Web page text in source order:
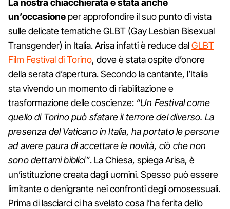
La nostra chiacchierata è stata anche
un’occasione per approfondire il suo punto di vista
sulle delicate tematiche GLBT (Gay Lesbian Bisexual
Transgender) in Italia. Arisa infatti è reduce dalGLBT
Film Festival di Torino, dove è stata ospite d’onore
della serata d’apertura. Secondo la cantante, l’Italia
sta vivendo un momento di riabilitazione e
trasformazione delle coscienze: “Un Festival come
quello di Torino può sfatare il terrore del diverso. La
presenza del Vaticano in Italia, ha portato le persone
ad avere paura di accettare le novità, ciò che non
sono dettami biblici”. La Chiesa, spiega Arisa, è
un’istituzione creata dagli uomini. Spesso può essere
limitante o denigrante nei confronti degli omosessuali.
Prima di lasciarci ci ha svelato cosa l’ha ferita dello